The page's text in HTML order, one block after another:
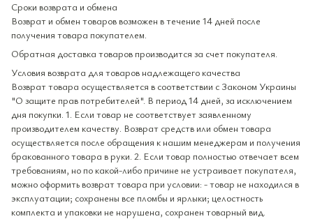
Сроки возврата и обмена
Возврат и обмен товаров возможен в течение 14 дней после
получения товара покупателем.
Обратная доставка товаров производится за счет покупателя.
Условия возврата для товаров надлежащего качества
Возврат товара осуществляется в соответствии с Законом Украины
"О защите прав потребителей". В период 14 дней, за исключением
дня покупки. 1. Если товар не соответствует заявленному
производителем качеству. Возврат средств или обмен товара
осуществляется после обращения к нашим менеджерам и получения
бракованного товара в руки. 2. Если товар полностью отвечает всем
требованиям, но по какой-либо причине не устраивает покупателя,
можно оформить возврат товара при условии: - товар не находился в
эксплуатации; сохранены все пломбы и ярлыки; целостность
комплекта и упаковки не нарушена, сохранен товарный вид.